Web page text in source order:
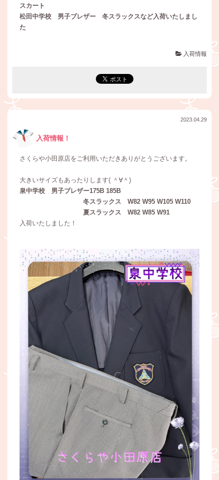
スカート
松田中学校 男子ブレザー 冬スラックスなど入荷いたしまし
た
入荷情報
2023.04.29
入荷情報！
さくらや小田原店をご利用いただきありがとうございます。
大きいサイズもあったりします( ＾∀＾)
泉中学校 男子ブレザー175B 185B
冬スラックス W82 W95 W105 W110
夏スラックス W82 W85 W91
入荷いたしました！